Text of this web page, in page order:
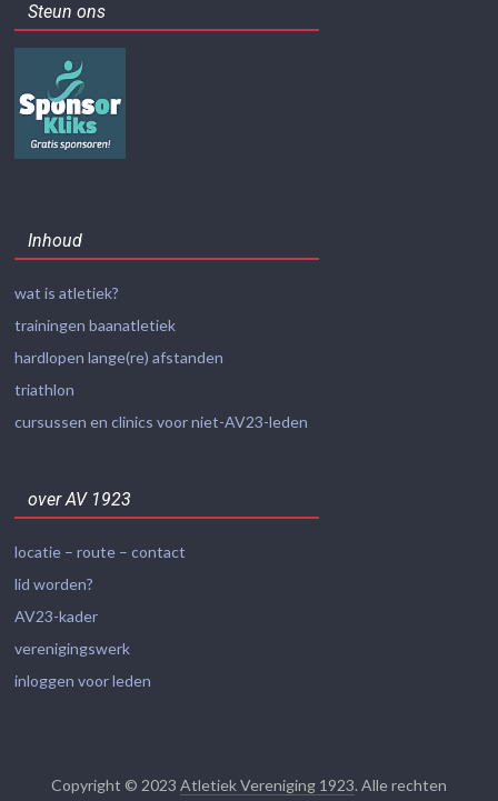
Steun ons
Inhoud
wat is atletiek?
trainingen baanatletiek
hardlopen lange(re) afstanden
triathlon
cursussen en clinics voor niet-AV23-leden
over AV 1923
locatie – route – contact
lid worden?
AV23-kader
verenigingswerk
inloggen voor leden
Copyright © 2023 Atletiek Vereniging 1923. Alle rechten